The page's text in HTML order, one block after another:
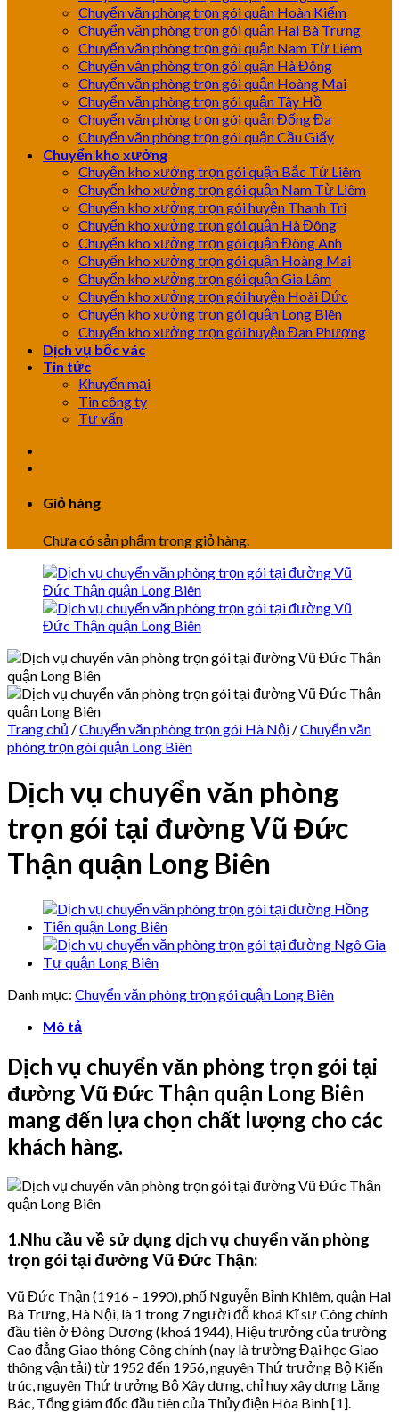
Chuyển văn phòng trọn gói quận Hoàn Kiếm
Chuyển văn phòng trọn gói quận Hai Bà Trưng
Chuyển văn phòng trọn gói quận Nam Từ Liêm
Chuyển văn phòng trọn gói quận Hà Đông
Chuyển văn phòng trọn gói quận Hoàng Mai
Chuyển văn phòng trọn gói quận Tây Hồ
Chuyển văn phòng trọn gói quận Đống Đa
Chuyển văn phòng trọn gói quận Cầu Giấy
Chuyển kho xưởng
Chuyển kho xưởng trọn gói quận Bắc Từ Liêm
Chuyển kho xưởng trọn gói quận Nam Từ Liêm
Chuyển kho xưởng trọn gói huyện Thanh Trì
Chuyển kho xưởng trọn gói quận Hà Đông
Chuyển kho xưởng trọn gói quận Đông Anh
Chuyển kho xưởng trọn gói quận Hoàng Mai
Chuyển kho xưởng trọn gói quận Gia Lâm
Chuyển kho xưởng trọn gói huyện Hoài Đức
Chuyển kho xưởng trọn gói quận Long Biên
Chuyển kho xưởng trọn gói huyện Đan Phượng
Dịch vụ bốc vác
Tin tức
Khuyến mại
Tin công ty
Tư vấn
Giỏ hàng
Chưa có sản phẩm trong giỏ hàng.
Trang chủ /Chuyển văn phòng trọn gói Hà Nội /Chuyển văn
phòng trọn gói quận Long Biên
Dịch vụ chuyển văn phòng
trọn gói tại đường Vũ Đức
Thận quận Long Biên
Danh mục: Chuyển văn phòng trọn gói quận Long Biên
Mô tả
Dịch vụ chuyển văn phòng trọn gói tại
đường Vũ Đức Thận quận Long Biên
mang đến lựa chọn chất lượng cho các
khách hàng.
1.Nhu cầu về sử dụng dịch vụ chuyển văn phòng
trọn gói tại đường Vũ Đức Thận:
Vũ Đức Thận (1916 – 1990), phố Nguyễn Bỉnh Khiêm, quận Hai
Bà Trưng, Hà Nội, là 1 trong 7 người đỗ khoá Kĩ sư Công chính
đầu tiên ở Đông Dương (khoá 1944), Hiệu trưởng của trường
Cao đẳng Giao thông Công chính (nay là trường Đại học Giao
thông vận tải) từ 1952 đến 1956, nguyên Thứ trưởng Bộ Kiến
trúc, nguyên Thứ trưởng Bộ Xây dựng, chỉ huy xây dựng Lăng
Bác, Tổng giám đốc đầu tiên của Thủy điện Hòa Bình [1].